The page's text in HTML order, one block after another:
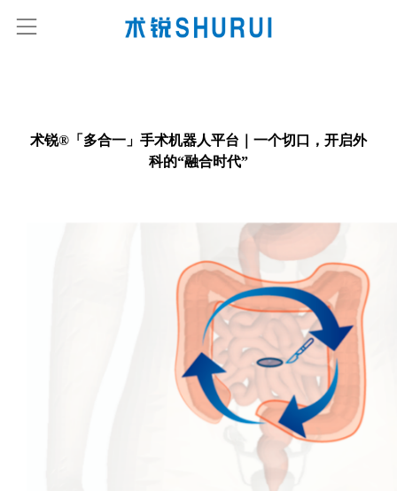
术锐®「多合一」手术机器人平台｜一个切口，开启外
科的“融合时代”